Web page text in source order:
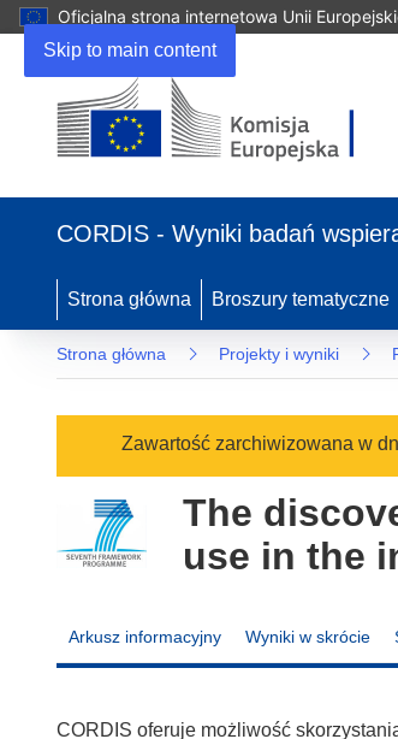
Skip to main content
Oficjalna strona internetowa Unii
się
nowym
oknie)
CORDIS - Wyniki badań
Strona główna Broszury tematyczne
Strona główna Projekty i wyniki
Zawartość zarchiwizowana w
The
use in the
Arkusz informacyjny Wyniki w skrócie
CORDIS oferuje możliwość